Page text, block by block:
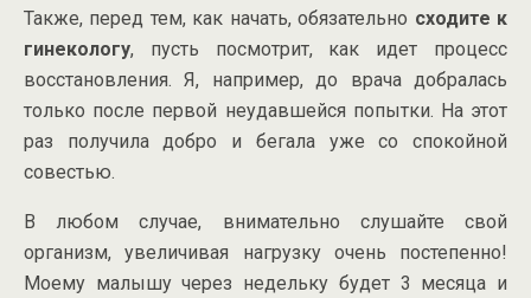
Также, перед тем, как начать, обязательно сходите к
гинекологу, пусть посмотрит, как идет процесс
восстановления. Я, например, до врача добралась
только после первой неудавшейся попытки. На этот
раз получила добро и бегала уже со спокойной
совестью.
В любом случае, внимательно слушайте свой
организм, увеличивая нагрузку очень постепенно!
Моему малышу через недельку будет 3 месяца и